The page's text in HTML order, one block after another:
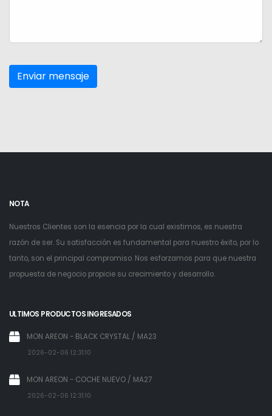
NOTA
Nuestros Clientes son la esencia por la cual existimos, es nuestra
razón de ser. Su satisfacción es fundamental para nuestro éxito, por lo
tanto, son el principal compromiso. Nos esforzamos para que nuestra
propuesta de negocio propicie su crecimiento y desarrollo.
ULTIMOS PRODUCTOS INGRESADOS
MON AREON - BLACK CRYSTAL / MA23
2026-02-06 12:31:10
MON AREON - COCHE NUEVO / MA27
2026-02-06 12:31:10